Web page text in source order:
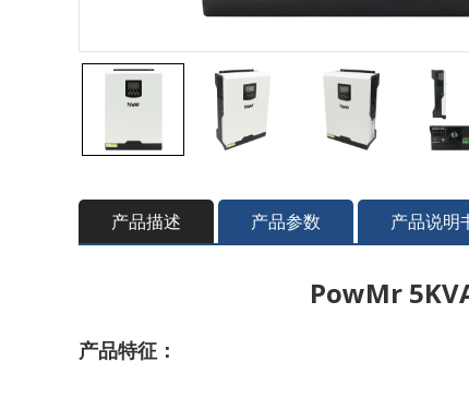
产品描述 产品参数 产品说明
PowMr
产品特征：